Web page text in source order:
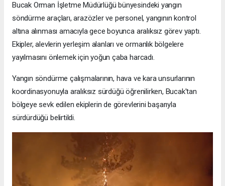
Bucak Orman İşletme Müdürlüğü bünyesindeki yangın
söndürme araçları, arazözler ve personel, yangının kontrol
altına alınması amacıyla gece boyunca aralıksız görev yaptı.
Ekipler, alevlerin yerleşim alanları ve ormanlık bölgelere
yayılmasını önlemek için yoğun çaba harcadı.
Yangın söndürme çalışmalarının, hava ve kara unsurlarının
koordinasyonuyla aralıksız sürdüğü öğrenilirken, Bucak'tan
bölgeye sevk edilen ekiplerin de görevlerini başarıyla
sürdürdüğü belirtildi.